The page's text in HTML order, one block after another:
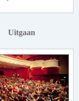
Uitgaan